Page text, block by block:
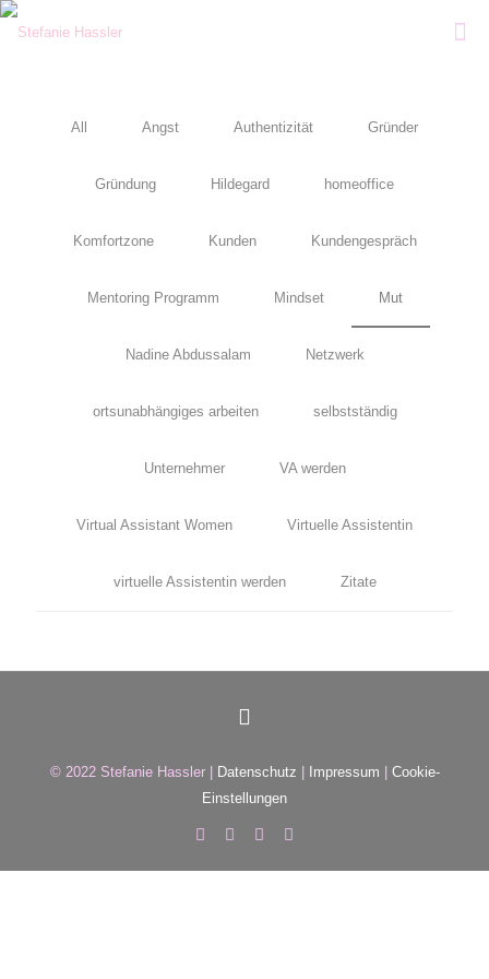
All Angst Authentizität Gründer
Gründung Hildegard homeoffice
Komfortzone Kunden Kundengespräch
Mentoring Programm Mindset Mut
Nadine Abdussalam Netzwerk
ortsunabhängiges arbeiten selbstständig
Unternehmer VA werden
Virtual Assistant Women Virtuelle Assistentin
virtuelle Assistentin werden Zitate
© 2022 Stefanie Hassler | Datenschutz Impressum
Cookie-
Einstellungen